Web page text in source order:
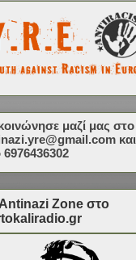
μαζί μας στο
και
6976436302
Zone στο